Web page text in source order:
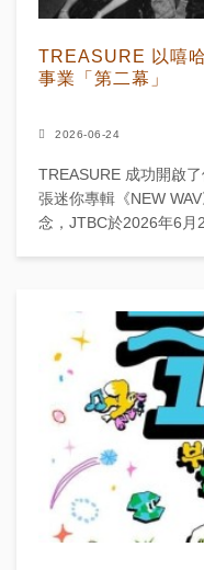
TREASURE 以嘻
事業「第二幕」
2026-06-24
TREASURE 成功開啟
張迷你專輯《NEW
念，JTBC於2026年6月